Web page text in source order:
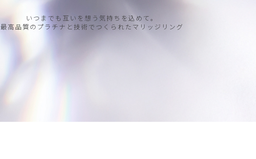
いつまでも互いを想う気持ちを込めて。
最高品質のプラチナと技術でつくられたマリッジリング